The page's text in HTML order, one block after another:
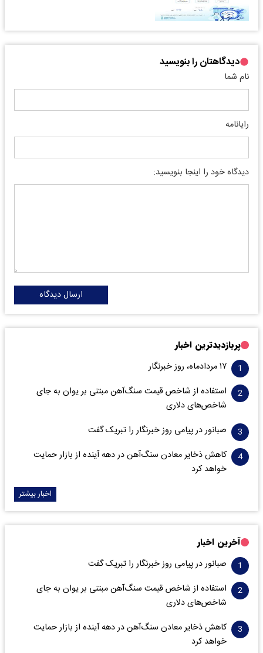
دیدگاهتان را بنویسید
نام شما
رایانامه
دیدگاه خود را اینجا بنویسید:
ارسال دیدگاه
پربازدیدترین اخبار
۱۷ مردادماه، روز خبرنگار
استفاده از شاخص قیمت سنگ‌آهن مبتنی بر یوان به جای
شاخص‌های دلاری
صبانور در پیامی روز خبرنگار را تبریک گفت
کاهش ذخایر معادن سنگ‌آهن در دهه آینده از بازار حمایت
خواهد کرد
اخبار بیشتر
آخرین اخبار
صبانور در پیامی روز خبرنگار را تبریک گفت
استفاده از شاخص قیمت سنگ‌آهن مبتنی بر یوان به جای
شاخص‌های دلاری
کاهش ذخایر معادن سنگ‌آهن در دهه آینده از بازار حمایت
خواهد کرد